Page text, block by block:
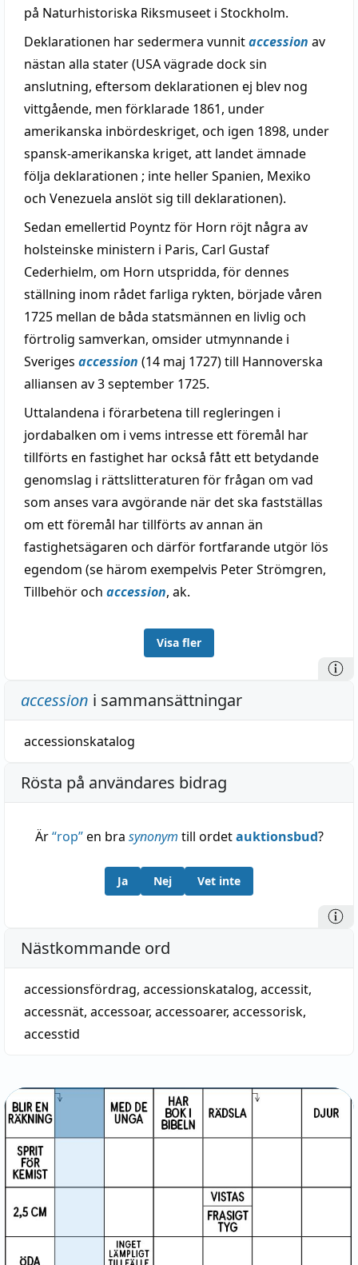
på Naturhistoriska Riksmuseet i Stockholm.
Deklarationen har sedermera vunnitaccession av
nästan alla stater (USA vägrade dock sin
anslutning, eftersom deklarationen ej blev nog
vittgående, men förklarade 1861, under
amerikanska inbördeskriget, och igen 1898, under
spansk-amerikanska kriget, att landet ämnade
följa deklarationen ; inte heller Spanien, Mexiko
och Venezuela anslöt sig till deklarationen).
Sedan emellertid Poyntz för Horn röjt några av
holsteinske ministern i Paris, Carl Gustaf
Cederhielm, om Horn utspridda, för dennes
ställning inom rådet farliga rykten, började våren
1725 mellan de båda statsmännen en livlig och
förtrolig samverkan, omsider utmynnande i
Sveriges accession (14 maj 1727) till Hannoverska
alliansen av 3 september 1725.
Uttalandena i förarbetena till regleringen i
jordabalken om i vems intresse ett föremål har
tillförts en fastighet har också fått ett betydande
genomslag i rättslitteraturen för frågan om vad
som anses vara avgörande när det ska fastställas
om ett föremål har tillförts av annan än
fastighetsägaren och därför fortfarande utgör lös
egendom (se härom exempelvis Peter Strömgren,
Tillbehör och accession, ak.
Visa fler
accession i sammansättningar
accessionskatalog
Rösta på användares bidrag
Är“rop”en bra synonym till ordetauktionsbud?
Ja Nej Vet inte
Nästkommande ord
accessionsfördrag, accessionskatalog, accessit,
accessnät, accessoar, accessoarer, accessorisk,
accesstid